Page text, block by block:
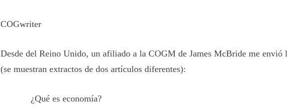
COGwriter
Desde del Reino Unido, un afiliado a la COGM de James McBride me envió
(se muestran extractos de dos artículos diferentes):
¿Qué es economía?